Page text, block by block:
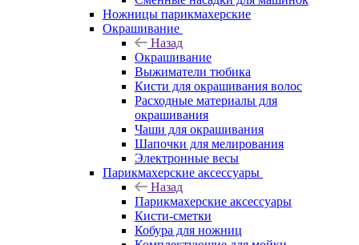
Ножницы парикмахерские
Окрашивание
Назад
Окрашивание
Выжиматели тюбика
Кисти для окрашивания волос
Расходные материалы для
окрашивания
Чаши для окрашивания
Шапочки для мелирования
Электронные весы
Парикмахерские аксессуары
Назад
Парикмахерские аксессуары
Кисти-сметки
Кобура для ножниц